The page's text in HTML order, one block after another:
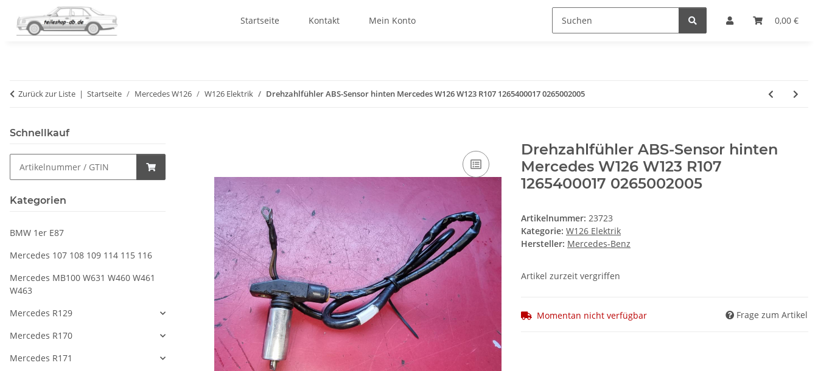
0,00 €
Startseite Kontakt Mein Konto
Zurück zur Liste Startseite Mercedes W126 W126 Elektrik Drehzahlfühler ABS-Sensor hinten Mercedes W126 W123 R107 1265400017 0265002005
Drehzahlfühler ABS-Sensor hinten
Mercedes W126 W123 R107
1265400017 0265002005
Artikelnummer: 23723
Kategorie: W126 Elektrik
Hersteller: Mercedes-Benz
Artikel zurzeit vergriffen
Momentan nicht verfügbar Frage zum Artikel
Schnellkauf
Kategorien
BMW 1er E87
Mercedes 107 108 109 114 115 116
Mercedes MB100 W631 W460 W461
W463
Mercedes R129
Mercedes R170
Mercedes R171